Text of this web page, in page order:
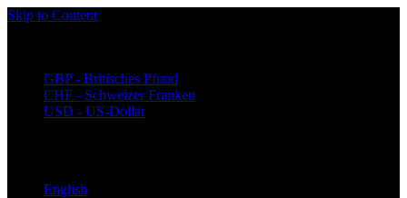
Skip to Content
GBP - Britisches Pfund
CHF - Schweizer Franken
USD - US-Dollar
English